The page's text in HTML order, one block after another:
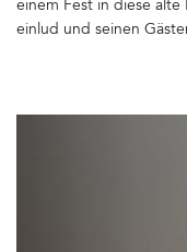
einem Fest in diese alte
einlud und seinen
und bestimmt
hundert Jahren
abgeblätterte Stuck,
Balkon und die